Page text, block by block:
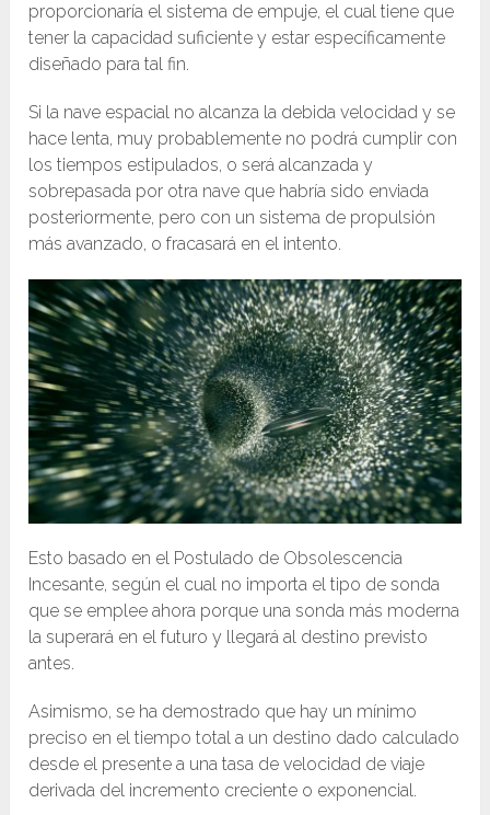
proporcionaría el sistema de empuje, el cual tiene que
tener la capacidad suficiente y estar específicamente
diseñado para tal fin.
Si la nave espacial no alcanza la debida velocidad y se
hace lenta, muy probablemente no podrá cumplir con
los tiempos estipulados, o será alcanzada y
sobrepasada por otra nave que habría sido enviada
posteriormente, pero con un sistema de propulsión
más avanzado, o fracasará en el intento.
Esto basado en el Postulado de Obsolescencia
Incesante, según el cual no importa el tipo de sonda
que se emplee ahora porque una sonda más moderna
la superará en el futuro y llegará al destino previsto
antes.
​Asimismo, se ha demostrado que hay un mínimo
preciso en el tiempo total a un destino dado calculado
desde el presente a una tasa de velocidad de viaje
derivada del incremento creciente o exponencial.